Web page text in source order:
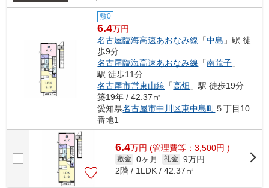
敷0
6.4万円
名古屋臨海高速あおなみ線 「中島 」駅 徒
歩9分
名古屋臨海高速あおなみ線 「南荒子 」
駅 徒歩11分
名古屋市営東山線 「高畑 」駅 徒歩19分
築19年 / 42.37㎡
愛知県名古屋市中川区東中島町５丁目10
番地1
6.4万円 (管理費等：3,500円 )
敷金 0ヶ月 礼金 9万円
2階 / 1LDK / 42.37㎡